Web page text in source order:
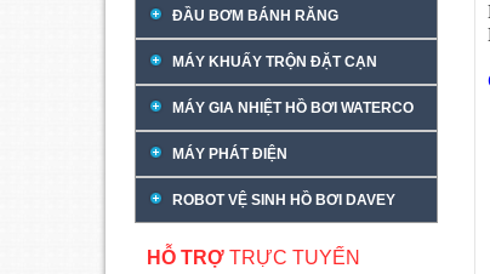
ĐẦU BƠM BÁNH RĂNG
MÁY KHUẤY TRỘN ĐẶT CẠN
MÁY GIA NHIỆT HỒ BƠI WATERCO
MÁY PHÁT ĐIỆN
ROBOT VỆ SINH HỒ BƠI DAVEY
HỖ TRỢ TRỰC TUYẾN